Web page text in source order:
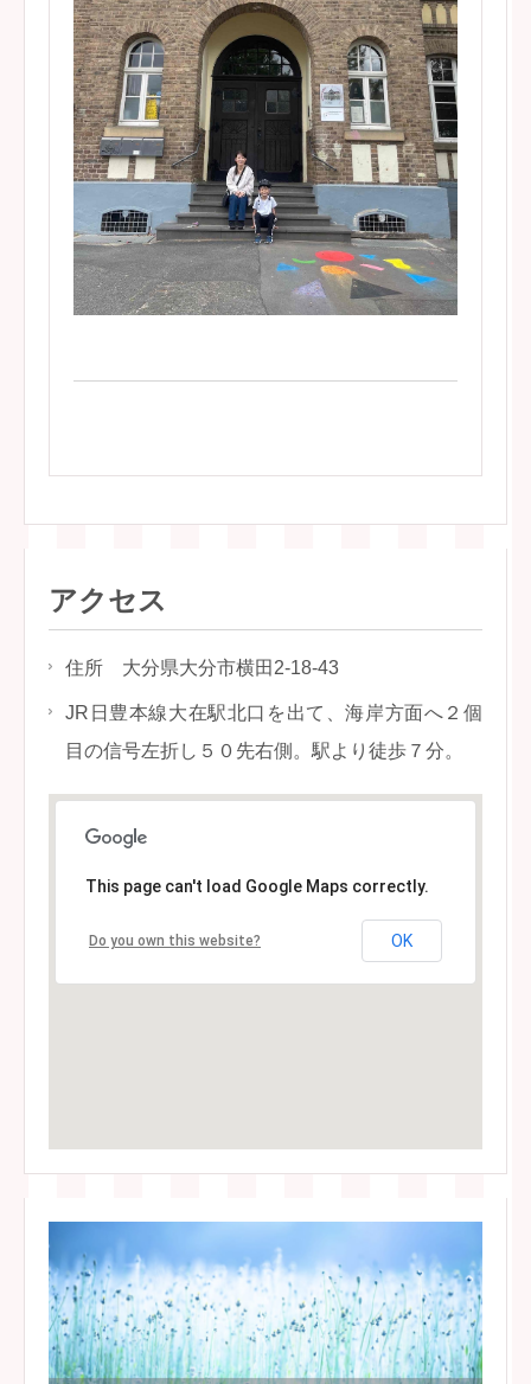
アクセス
住所 大分県大分市横田2-18-43
JR日豊本線大在駅北口を出て、海岸方面へ２個
目の信号左折し５０先右側。駅より徒歩７分。
This page can't load Google Maps correctly.
Do you own this website? OK